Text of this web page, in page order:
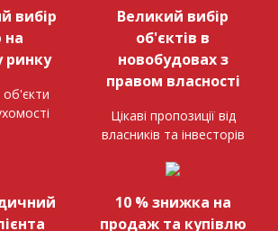
вибір
на
ринку
об'єкти
Великий вибір
об'єктів в
новобудовах з
правом власності
Цікаві пропозиції від
власників та інвесторів
10 % знижка на
продаж та купівлю